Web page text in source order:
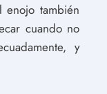
enojo también
cuando no
y